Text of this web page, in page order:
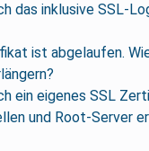
das inklusive SSL-
ist abgelaufen.
ein eigenes SSL
und Root-Server